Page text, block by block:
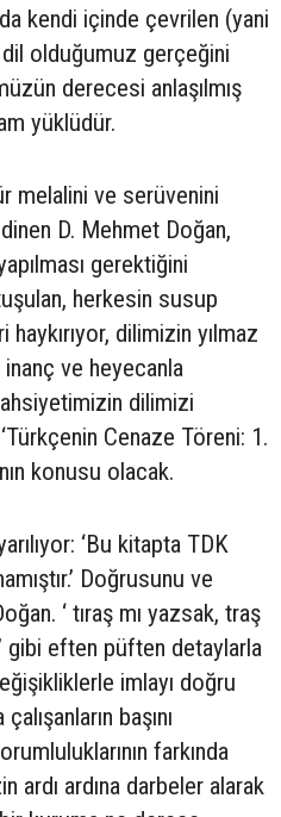
kendi içinde çevrilen (yani
olduğumuz gerçeğini
derecesi anlaşılmış
yüklüdür.
melalini ve serüvenini
D. Mehmet Doğan,
gerektiğini
herkesin susup
dilimizin yılmaz
ve heyecanla
dilimizi
Cenaze Töreni: 1.
konusu olacak.
‘Bu kitapta TDK
Doğrusunu ve
‘ tıraş mı yazsak, traş
gibi eften püften detaylarla
imlayı doğru
başını
farkında
ardı ardına darbeler alarak